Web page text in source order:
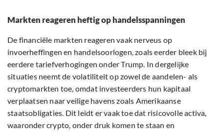
Markten reageren heftig op handelsspanningen
De financiële markten reageren vaak nerveus op
invoerheffingen en handelsoorlogen, zoals eerder bleek bij
eerdere tariefverhogingen onder Trump. In dergelijke
situaties neemt de volatiliteit op zowel de aandelen- als
cryptomarkten toe, omdat investeerders hun kapitaal
verplaatsen naar veilige havens zoals Amerikaanse
staatsobligaties. Dit leidt er vaak toe dat risicovolle activa,
waaronder crypto, onder druk komen te staan en